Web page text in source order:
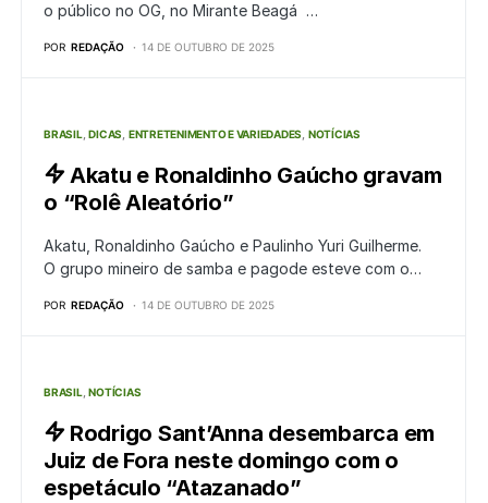
o público no OG, no Mirante Beagá …
POR REDAÇÃO 14 DE OUTUBRO DE 2025
BRASIL DICAS ENTRETENIMENTO E VARIEDADES NOTÍCIAS
Akatu e Ronaldinho Gaúcho gravam
o “Rolê Aleatório”
Akatu, Ronaldinho Gaúcho e Paulinho Yuri Guilherme.
O grupo mineiro de samba e pagode esteve com o…
POR REDAÇÃO 14 DE OUTUBRO DE 2025
BRASIL NOTÍCIAS
Rodrigo Sant’Anna desembarca em
Juiz de Fora neste domingo com o
espetáculo “Atazanado”